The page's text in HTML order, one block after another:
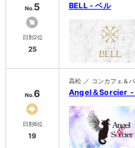
No.5
日別2位
25
BELL - ベル
No.6
日別6位
19
高松 ／ コンカフェ＆
Angel＆Sorcier -